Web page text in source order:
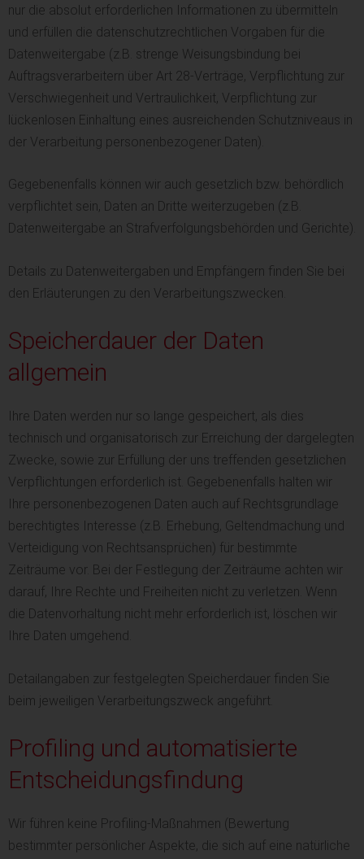
nur die absolut erforderlichen Informationen zu übermitteln
und erfüllen die datenschutzrechtlichen Vorgaben für die
Datenweitergabe (z.B. strenge Weisungsbindung bei
Auftragsverarbeitern über Art 28-Verträge, Verpflichtung zur
Verschwiegenheit und Vertraulichkeit, Verpflichtung zur
lückenlosen Einhaltung eines ausreichenden Schutzniveaus in
der Verarbeitung personenbezogener Daten).
Gegebenenfalls können wir auch gesetzlich bzw. behördlich
verpflichtet sein, Daten an Dritte weiterzugeben (z.B.
Datenweitergabe an Strafverfolgungsbehörden und Gerichte).
Details zu Datenweitergaben und Empfängern finden Sie bei
den Erläuterungen zu den Verarbeitungszwecken.
Speicherdauer der Daten
allgemein
Ihre Daten werden nur so lange gespeichert, als dies
technisch und organisatorisch zur Erreichung der dargelegten
Zwecke, sowie zur Erfüllung der uns treffenden gesetzlichen
Verpflichtungen erforderlich ist. Gegebenenfalls halten wir
Ihre personenbezogenen Daten auch auf Rechtsgrundlage
berechtigtes Interesse (z.B. Erhebung, Geltendmachung und
Verteidigung von Rechtsansprüchen) für bestimmte
Zeiträume vor. Bei der Festlegung der Zeiträume achten wir
darauf, Ihre Rechte und Freiheiten nicht zu verletzen. Wenn
die Datenvorhaltung nicht mehr erforderlich ist, löschen wir
Ihre Daten umgehend.
Detailangaben zur festgelegten Speicherdauer finden Sie
beim jeweiligen Verarbeitungszweck angeführt.
Profiling und automatisierte
Entscheidungsfindung
Wir führen keine Profiling-Maßnahmen (Bewertung
bestimmter persönlicher Aspekte, die sich auf eine natürliche